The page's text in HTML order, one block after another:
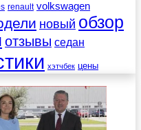
renault volkswagen
новый обзор
отзывы седан
хэтчбек цены